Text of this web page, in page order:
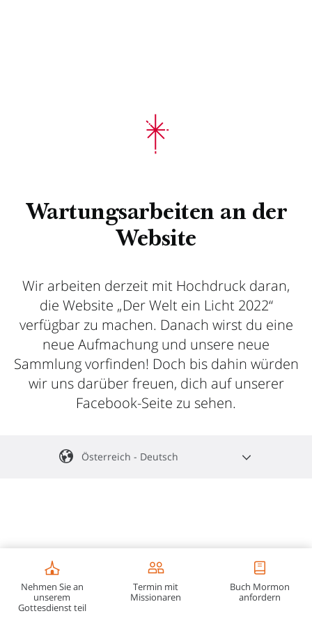
Wartungsarbeiten an der
Website
Wir arbeiten derzeit mit Hochdruck daran,
die Website „Der Welt ein Licht 2022“
verfügbar zu machen. Danach wirst du eine
neue Aufmachung und unsere neue
Sammlung vorfinden! Doch bis dahin würden
wir uns darüber freuen, dich auf unserer
Facebook-Seite zu sehen.
Nehmen Sie an
unserem
Gottesdienst teil
Termin mit
Missionaren
Buch Mormon
anfordern
Österreich - Deutsch
Africa South
Chuuk
English-Global
Argentina, Chile, Paraguay, Uruguay
Centroamérica
Español - España
Português
Português - Africa Austral
Português - Cabo Verde
Français
Français - Afrique Australe
Shqip